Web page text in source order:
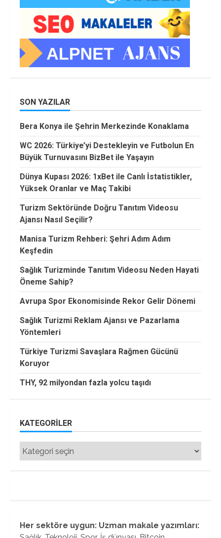
SON YAZILAR
Bera Konya ile Şehrin Merkezinde Konaklama
WC 2026: Türkiye’yi Destekleyin ve Futbolun En
Büyük Turnuvasını BizBet ile Yaşayın
Dünya Kupası 2026: 1xBet ile Canlı İstatistikler,
Yüksek Oranlar ve Maç Takibi
Turizm Sektöründe Doğru Tanıtım Videosu
Ajansı Nasıl Seçilir?
Manisa Turizm Rehberi: Şehri Adım Adım
Keşfedin
Sağlık Turizminde Tanıtım Videosu Neden Hayati
Öneme Sahip?
Avrupa Spor Ekonomisinde Rekor Gelir Dönemi
Sağlık Turizmi Reklam Ajansı ve Pazarlama
Yöntemleri
Türkiye Turizmi Savaşlara Rağmen Gücünü
Koruyor
THY, 92 milyondan fazla yolcu taşıdı
KATEGORILER
Kategoriler
Her sektöre uygun: Uzman makale yazımları: